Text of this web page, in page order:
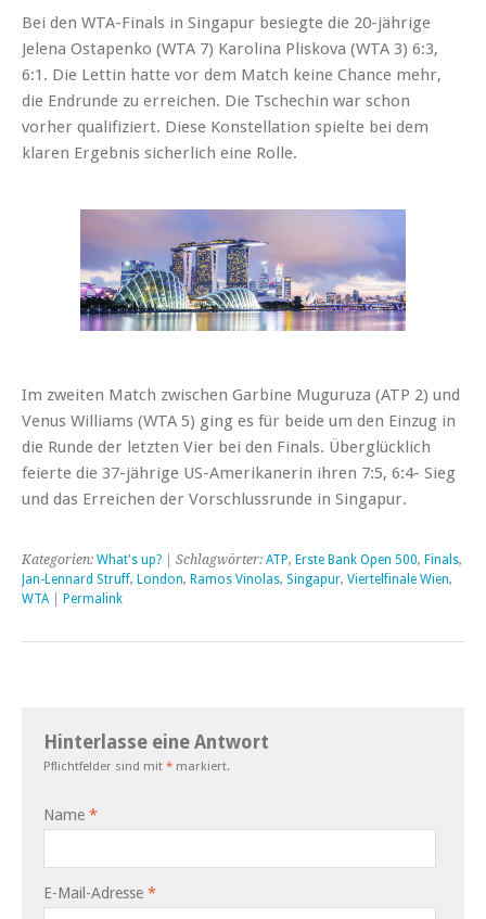
Bei den WTA-Finals in Singapur besiegte die 20-jährige
Jelena Ostapenko (WTA 7) Karolina Pliskova (WTA 3) 6:3,
6:1. Die Lettin hatte vor dem Match keine Chance mehr,
die Endrunde zu erreichen. Die Tschechin war schon
vorher qualifiziert. Diese Konstellation spielte bei dem
klaren Ergebnis sicherlich eine Rolle.
Im zweiten Match zwischen Garbine Muguruza (ATP 2) und
Venus Williams (WTA 5) ging es für beide um den Einzug in
die Runde der letzten Vier bei den Finals. Überglücklich
feierte die 37-jährige US-Amerikanerin ihren 7:5, 6:4- Sieg
und das Erreichen der Vorschlussrunde in Singapur.
Kategorien: What's up? | Schlagwörter: ATP, Erste Bank Open 500, Finals,
Jan-Lennard Struff, London, Ramos Vinolas, Singapur, Viertelfinale Wien,
WTA| Permalink
Hinterlasse eine Antwort
Pflichtfelder sind mit * markiert.
Name *
E-Mail-Adresse *